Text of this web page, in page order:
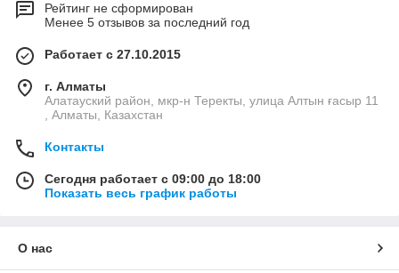
Рейтинг не сформирован
Менее 5 отзывов за последний год
Работает с 27.10.2015
г. Алматы
Алатауский район, мкр-н Теректы, улица Алтын ғасыр 11
, Алматы, Казахстан
Контакты
Сегодня работает с 09:00 до 18:00
Показать весь график работы
О нас